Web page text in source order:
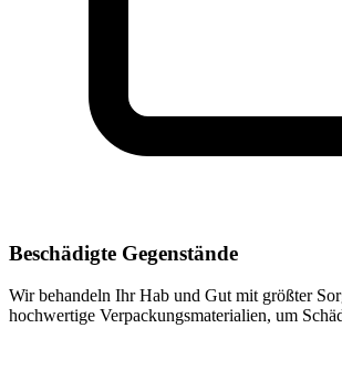
Beschädigte Gegenstände
Wir behandeln Ihr Hab und Gut mit größter
hochwertige Verpackungsmaterialien, um